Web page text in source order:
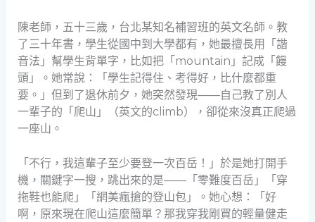
陳老師，五十三歲，台北某知名補習班的英文名師。教
了三十年書，學生從國中到大學都有，她最擅長用「諧
音法」幫學生背單字，比如把「mountain」記成「饅
頭」。她常說：「學生記得住、考得好，比什麼都重
要。」但到了退休前夕，她突然發現——自己教了別人
一輩子的「爬山」（英文的climb），卻從來沒真正爬過
一座山。
「不行，我這輩子至少要登一次百岳！」於是她打開手
機，關鍵字一搜，跳出來的是——「零難度百岳」「穿
拖鞋也能爬」「網美瘋搶的登山包」。她心想：「好
啊，原來現在爬山這麼簡單？那我穿我剛買的輕量健走